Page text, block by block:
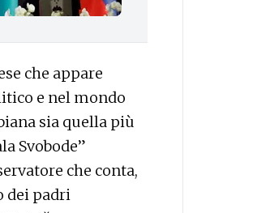
che appare
e nel mondo
sia quella più
Svobode”
che conta,
dei padri